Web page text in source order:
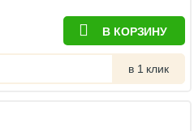
В КОРЗИНУ
в 1 клик